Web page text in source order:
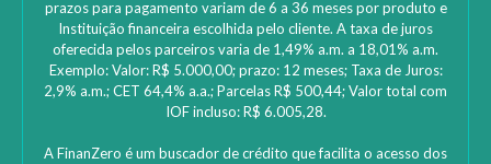
prazos para pagamento variam de 6 a 36 meses por produto e
Instituição financeira escolhida pelo cliente. A taxa de juros
oferecida pelos parceiros varia de 1,49% a.m. a 18,01% a.m.
Exemplo: Valor: R$ 5.000,00; prazo: 12 meses; Taxa de Juros:
2,9% a.m.; CET 64,4% a.a.; Parcelas R$ 500,44; Valor total com
IOF incluso: R$ 6.005,28.
A FinanZero é um buscador de crédito que facilita o acesso dos